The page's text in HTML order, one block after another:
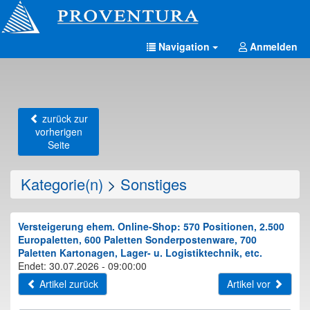
Navigation Anmelden
zurück zur
vorherigen
Seite
Kategorie(n) > Sonstiges
Versteigerung ehem. Online-Shop: 570 Positionen, 2.500
Europaletten, 600 Paletten Sonderpostenware, 700
Paletten Kartonagen, Lager- u. Logistiktechnik, etc.
Endet: 30.07.2026 - 09:00:00
Artikel zurück
Artikel vor